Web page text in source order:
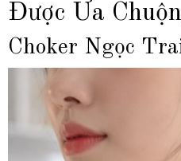
Được Ưa
Choker Ngọc